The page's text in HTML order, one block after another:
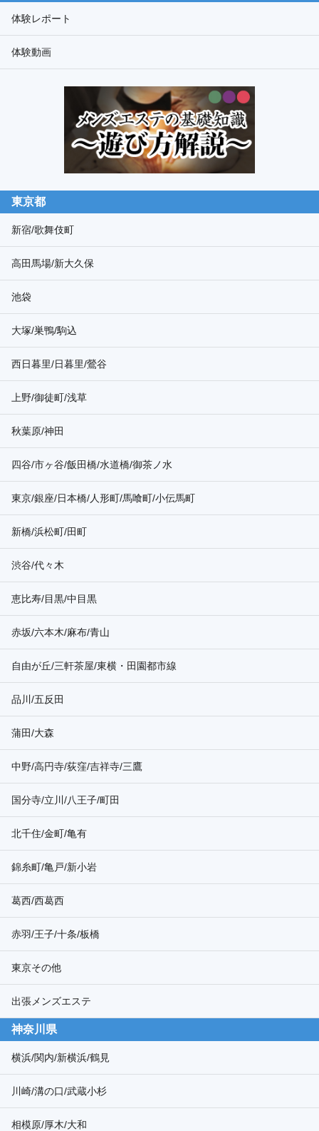
ド
検
索
体験レポート
体験動画
東京都
新宿/歌舞伎町
高田馬場/新大久保
池袋
大塚/巣鴨/駒込
西日暮里/日暮里/鶯谷
上野/御徒町/浅草
秋葉原/神田
四谷/市ヶ谷/飯田橋/水道橋/御茶ノ水
東京/銀座/日本橋/人形町/馬喰町/小伝馬町
新橋/浜松町/田町
渋谷/代々木
恵比寿/目黒/中目黒
赤坂/六本木/麻布/青山
自由が丘/三軒茶屋/東横・田園都市線
品川/五反田
蒲田/大森
中野/高円寺/荻窪/吉祥寺/三鷹
国分寺/立川/八王子/町田
北千住/金町/亀有
錦糸町/亀戸/新小岩
葛西/西葛西
赤羽/王子/十条/板橋
東京その他
出張メンズエステ
神奈川県
横浜/関内/新横浜/鶴見
川崎/溝の口/武蔵小杉
相模原/厚木/大和